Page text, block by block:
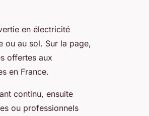
en électricité
ou au sol. Sur la page,
offertes aux
en France.
continu, ensuite
ou professionnels